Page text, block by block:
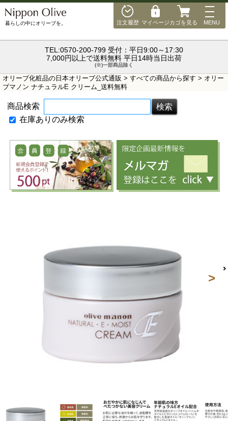
""
注文履歴 マイページカゴを見る
MENU
MENU
暮らしの中にオリーブを。
TEL:0570-200-799 受付：平日9:00～17:30
7,000円以上で送料無料 平日14時当日出荷
(※)一部商品除く
オリーブ化粧品の日本オリーブ公式通販 > すべての商品から探す > オリー
ブマノン ナチュラルE クリーム_送料無料
商品検索
在庫ありのみ検索